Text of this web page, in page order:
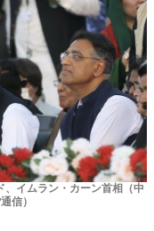
、イムラン・カーン首相（中
信）